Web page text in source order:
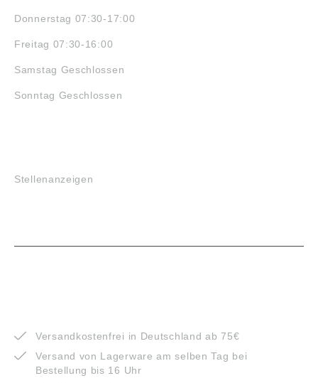
Donnerstag 07:30-17:00
Freitag 07:30-16:00
Samstag Geschlossen
Sonntag Geschlossen
Stellenanzeigen
Versandkostenfrei in Deutschland ab 75€
Versand von Lagerware am selben Tag bei
Bestellung bis 16 Uhr